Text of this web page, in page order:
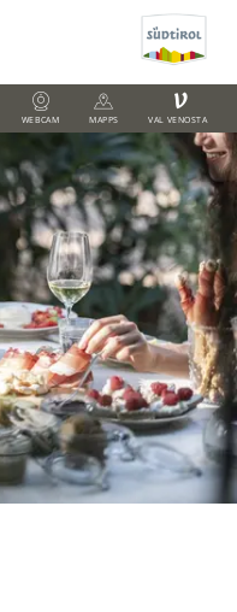
WEBCAM MAPPS
V
VAL VENOSTA